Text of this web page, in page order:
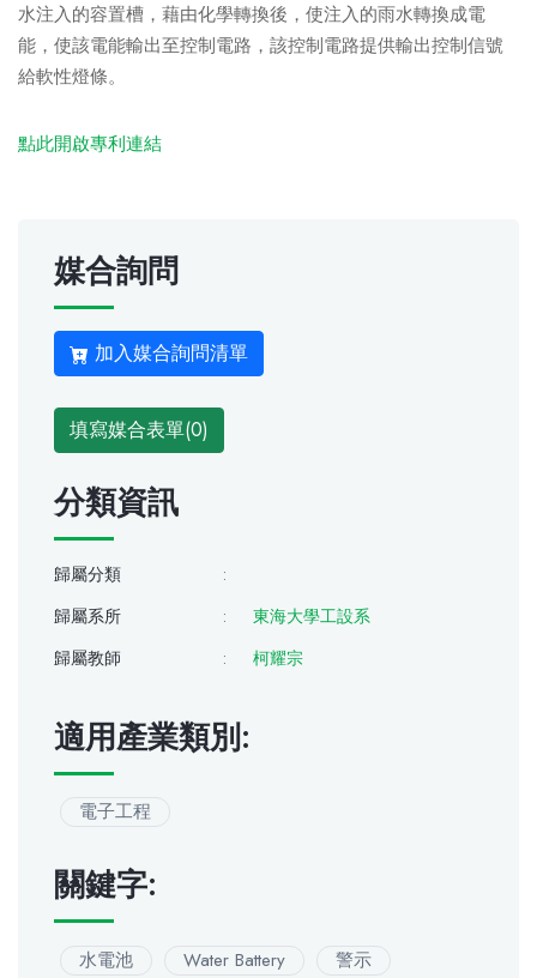
水注入的容置槽，藉由化學轉換後，使注入的雨水轉換成電
能，使該電能輸出至控制電路，該控制電路提供輸出控制信號
給軟性燈條。
點此開啟專利連結
媒合詢問
加入媒合詢問清單
填寫媒合表單(0)
分類資訊
歸屬分類
:
歸屬系所
:
東海大學工設系
歸屬教師
: 柯耀宗
適用產業類別:
電子工程
關鍵字:
水電池 Water Battery 警示